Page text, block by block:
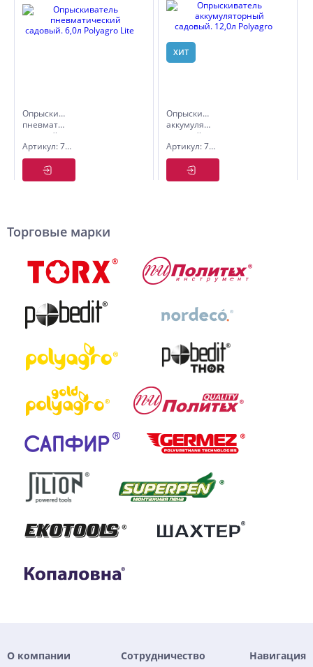
Опрыскиватель
пневматический
садовый.
6,0л
Polyagro
Артикул: 7574066
ХИТ
Опрыскиватель
аккумуляторный
садовый.
12,0л
Polyagro
Артикул: 7574115
Торговые марки
О компании Сотрудничество Навигация